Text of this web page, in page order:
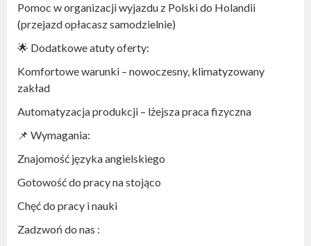
Pomoc w organizacji wyjazdu z Polski do Holandii
(przejazd opłacasz samodzielnie)
🌟 Dodatkowe atuty oferty:
Komfortowe warunki – nowoczesny, klimatyzowany
zakład
Automatyzacja produkcji – lżejsza praca fizyczna
📌 Wymagania:
Znajomość języka angielskiego
Gotowość do pracy na stojąco
Chęć do pracy i nauki
Zadzwoń do nas :